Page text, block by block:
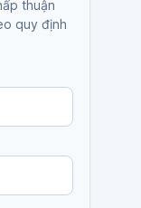
thuận
quy định